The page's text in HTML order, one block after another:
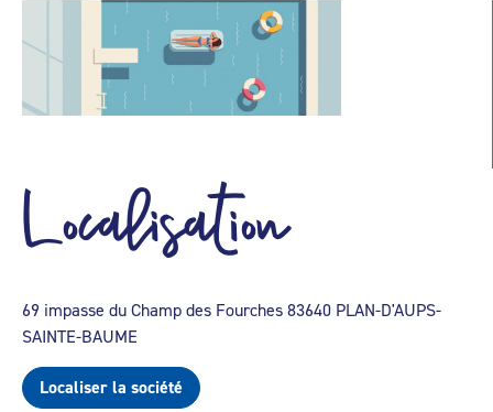
Localisation
69 impasse du Champ des Fourches 83640 PLAN-D'AUPS-
SAINTE-BAUME
Localiser la société